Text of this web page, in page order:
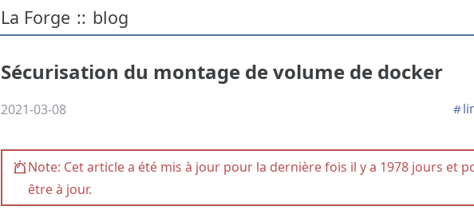
La Forge :: blog
Sécurisation du montage de volume de docker
2021-03-08 #
Note: Cet article a été mis à jour pour la dernière fois il y a 1978 jours et
être à jour.